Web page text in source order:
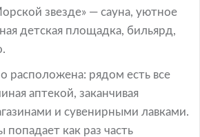
звезде» — сауна, уютное
детская площадка, бильярд,
расположена: рядом есть все
аптекой, заканчивая
и сувенирными лавками.
попадает как раз часть